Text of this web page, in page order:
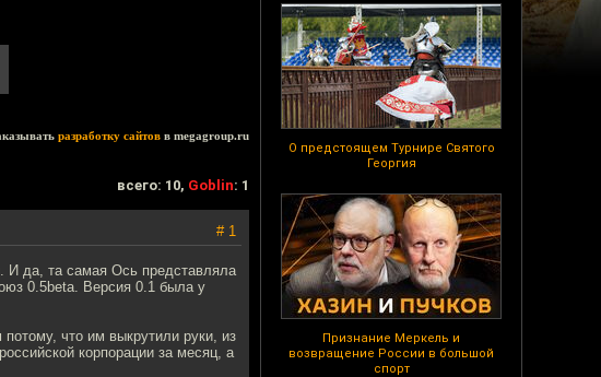
О предстоящем Турнире Святого
Георгия
Признание Меркель и
возвращение России в большой
спорт
разработку сайтов в megagroup.ru
всего: 10, Goblin: 1
# 1
И да, та самая Ось представляла
0.5beta. Версия 0.1 была у
что им выкрутили руки, из
корпорации за месяц, а